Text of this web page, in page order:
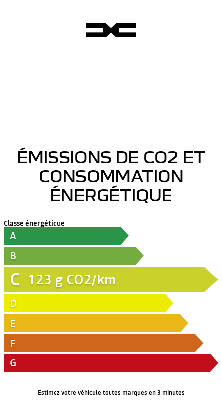
ÉMISSIONS DE CO2 ET
CONSOMMATION
ÉNERGÉTIQUE
Classe énergétique
A
B
C 123 g CO2/km
D
E
F
G
Estimez votre véhicule toutes marques en 3 minutes